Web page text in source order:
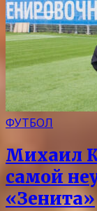
ФУТБОЛ
Михаил
самой
«Зенита»